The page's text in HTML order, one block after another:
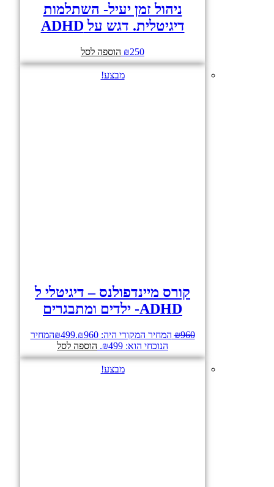
ניהול זמן יעיל- השתלמות
דיגיטלית. דגש על ADHD
₪250 הוספה לסל
מבצע!
קורס מיינדפולנס – דיגיטלי ל
ADHD- ילדים ומתבגרים
₪960 המחיר המקורי היה: ₪960. ₪499
המחיר
הנוכחי הוא: ₪499.
הוספה לסל
מבצע!